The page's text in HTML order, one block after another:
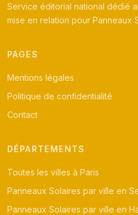
Service éditorial national dédié
mise en relation pour Panneaux
PAGES
Mentions légales
Politique de confidentialité
Contact
DÉPARTEMENTS
Toutes les villes à Paris
Panneaux Solaires par ville en
Panneaux Solaires par ville en